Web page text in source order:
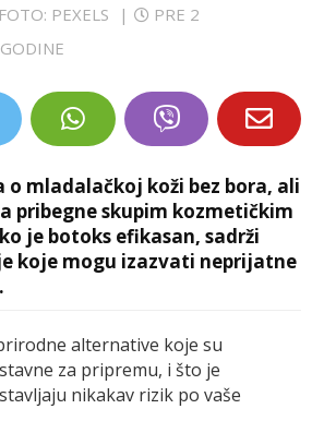
PEXELS |
PRE 2
o mladalačkoj koži bez bora, ali
pribegne skupim kozmetičkim
je botoks efikasan, sadrži
koje mogu izazvati neprijatne
alternative koje su
za pripremu, i što je
nikakav rizik po vaše